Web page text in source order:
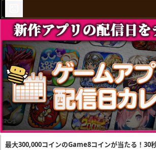
最大300,000コインのGame8コインが当たる！30